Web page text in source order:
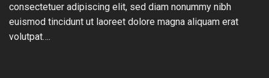
consectetuer adipiscing elit, sed diam nonummy nibh
euismod tincidunt ut laoreet dolore magna aliquam erat
volutpat….